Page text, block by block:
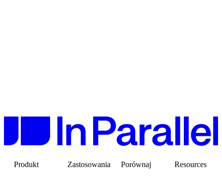
Produkt Zastosowania Porównaj Resources